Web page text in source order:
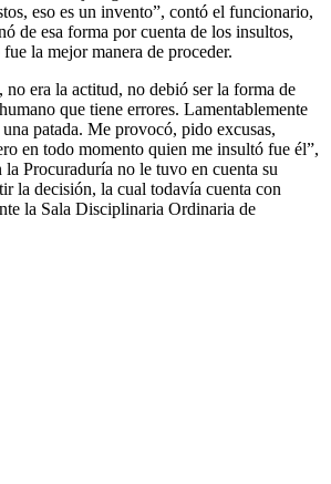
eso es un invento”, contó el funcionario,
de esa forma por cuenta de los insultos,
la mejor manera de proceder.
no era la actitud, no debió ser la forma de
que tiene errores. Lamentablemente
patada. Me provocó, pido excusas,
en todo momento quien me insultó fue él”,
la Procuraduría no le tuvo en cuenta su
la decisión, la cual todavía cuenta con
la Sala Disciplinaria Ordinaria de